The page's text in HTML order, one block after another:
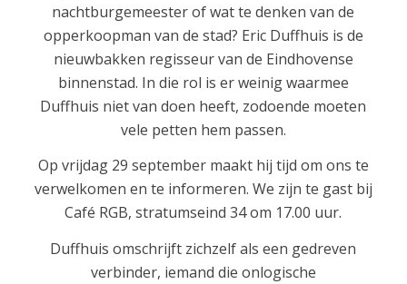
nachtburgemeester of wat te denken van de
opperkoopman van de stad? Eric Duffhuis is de
nieuwbakken regisseur van de Eindhovense
binnenstad. In die rol is er weinig waarmee
Duffhuis niet van doen heeft, zodoende moeten
vele petten hem passen.
Op vrijdag 29 september maakt hij tijd om ons te
verwelkomen en te informeren. We zijn te gast bij
Café RGB, stratumseind 34 om 17.00 uur.
Duffhuis omschrijft zichzelf als een gedreven
verbinder, iemand die onlogische